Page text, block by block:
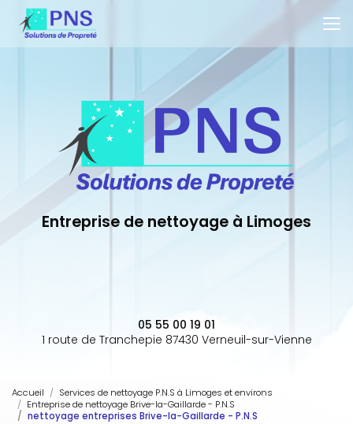
contenu
principal
Entreprise de nettoyage à Limoges
05 55 00 19 01
1 route de Tranchepie 87430 Verneuil-sur-Vienne
Accueil
Services de nettoyage P.N.S à Limoges et environs
Entreprise de nettoyage Brive-la-Gaillarde - P.N.S
nettoyage entreprises Brive-la-Gaillarde - P.N.S